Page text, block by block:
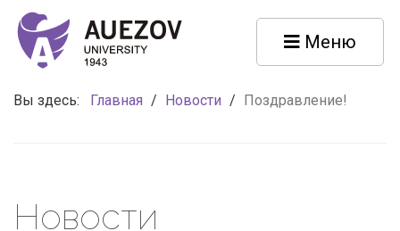
Меню
Вы здесь: Главная / Новости / Поздравление!
Новости